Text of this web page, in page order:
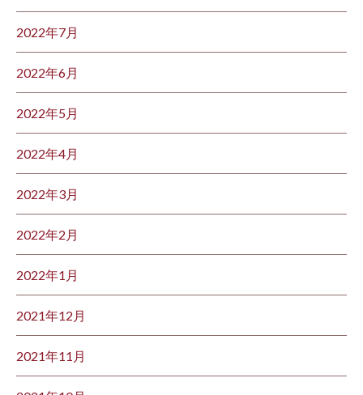
2022年7月
2022年6月
2022年5月
2022年4月
2022年3月
2022年2月
2022年1月
2021年12月
2021年11月